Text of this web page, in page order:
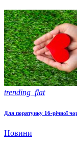
trending_flat
Для порятунку 16-річної
Новини